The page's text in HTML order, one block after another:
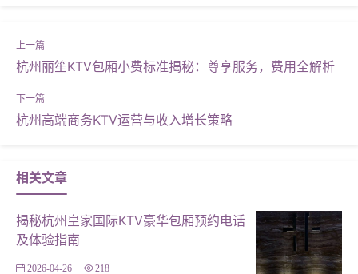
本自然有差异。例如，实木家具因其天然纹理和耐用性，
又实用。 **2. 设计复杂度**：复杂的设计，如曲线造型、
雕刻图案等，会增加制作难度和成本。 **3. 规模与数量*
目。 **4. 附加服务**：如上门测量、专业设计服务、安装
服务等，都会增加总体费用。 #### **案例分析：如何合
理预算** **案例一**：某高端KTV采用全实木定制家具，
包括豪华包厢沙发、定制音响架及特色隔断，总投入约80
万元。该投资不仅提升了顾客体验，也极大提升了品牌形
杭州丽笙KTV包厢小费标准揭秘：尊享服务，费用全解析
杭州高端商务KTV运营与收入增长策略
相关文章
揭秘杭州皇家国际KTV豪华包厢预约电话
及体验指南
2026-04-26 218